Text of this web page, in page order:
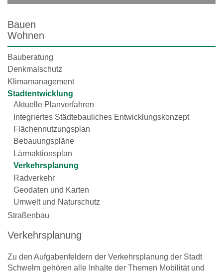
Bauen
Wohnen
Bauberatung
Denkmalschutz
Klimamanagement
Stadtentwicklung
Aktuelle Planverfahren
Integriertes Städtebauliches Entwicklungskonzept
Flächennutzungsplan
Bebauungspläne
Lärmaktionsplan
Verkehrsplanung
Radverkehr
Geodaten und Karten
Umwelt und Naturschutz
Straßenbau
Verkehrsplanung
Zu den Aufgabenfeldern der Verkehrsplanung der Stadt
Schwelm gehören alle Inhalte der Themen Mobilität und